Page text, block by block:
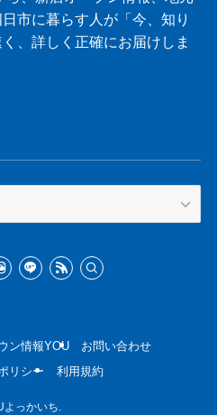
市に暮らす人が「今、知り
、詳しく正確にお届けしま
ン情報YOU
お問い合わせ
リシー
利用規約
っかいち.